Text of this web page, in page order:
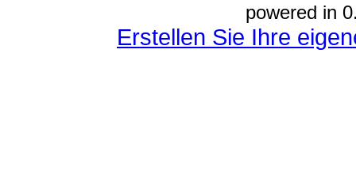
powered in
Erstellen Sie Ihre